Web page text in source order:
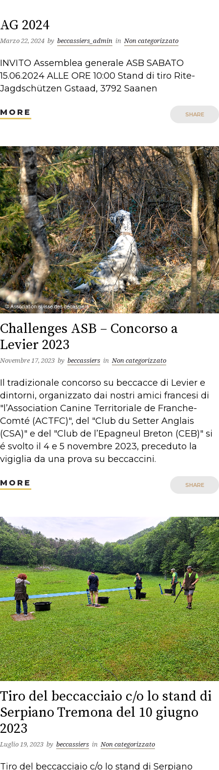
AG 2024
Marzo 22, 2024 by beccassiers_admin in Non categorizzato
INVITO Assemblea generale ASB SABATO
15.06.2024 ALLE ORE 10:00 Stand di tiro Rite-
Jagdschützen Gstaad, 3792 Saanen
MORE SHARE
Challenges ASB – Concorso a
Levier 2023
Novembre 17, 2023 by beccassiers in Non categorizzato
Il tradizionale concorso su beccacce di Levier e
dintorni, organizzato dai nostri amici francesi di
"l’Association Canine Territoriale de Franche-
Comté (ACTFC)", del "Club du Setter Anglais
(CSA)" e del "Club de l’Epagneul Breton (CEB)" si
é svolto il 4 e 5 novembre 2023, preceduto la
vigiglia da una prova su beccaccini.
MORE SHARE
Tiro del beccacciaio c/o lo stand di
Serpiano Tremona del 10 giugno
2023
Luglio 19, 2023 by beccassiers in Non categorizzato
Tiro del beccacciaio c/o lo stand di Serpiano